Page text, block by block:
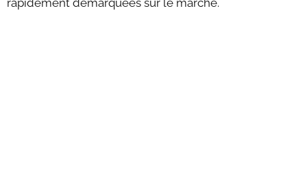
rapidement démarquées sur le marché.